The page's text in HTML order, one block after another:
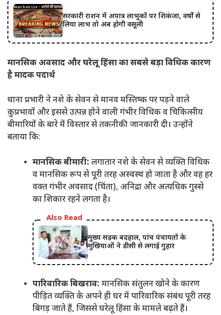
सरकारी राशन में अपात्र लाभुकों पर शिकंजा, वर्षों से
लिया लाभ तो अब होगी वसूली
मानसिक अवसाद और घरेलू हिंसा का सबसे बड़ा विधिक कारण
है मादक पदार्थ
थाना प्रभारी ने नशे के सेवन से मानव मस्तिष्क पर पड़ने वाले
कुप्रभावों और इससे उत्पन्न होने वाली गंभीर विधिक व चिकित्सीय
बीमारियों के बारे में विस्तार से तकनीकी जानकारी दी। उन्होंने
बताया कि:
मानसिक बीमारी: लगातार नशे के सेवन से व्यक्ति विधिक
व मानसिक रूप से पूरी तरह अस्वस्थ हो जाता है और वह हर
वक्त गंभीर अवसाद (चिंता), अनिद्रा और अत्यधिक गुस्से
का शिकार रहने लगता है।
Also Read
मुख्य सड़क बदहाल, पांच पंचायतों के
मुखियाओं ने डीसी से लगाई गुहार
पारिवारिक बिखराव: मानसिक संतुलन खोने के कारण
पीड़ित व्यक्ति के अपने ही घर में पारिवारिक संबंध पूरी तरह
बिगड़ जाते हैं, जिससे घरेलू हिंसा के मामले बढ़ते हैं।